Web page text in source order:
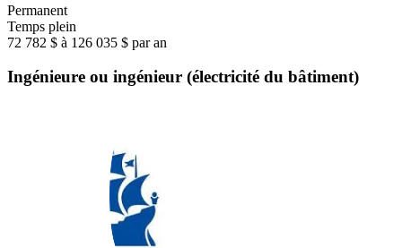
Permanent
Temps plein
72 782 $ à 126 035 $ par an
Ingénieure ou ingénieur (électricité du bâtiment)